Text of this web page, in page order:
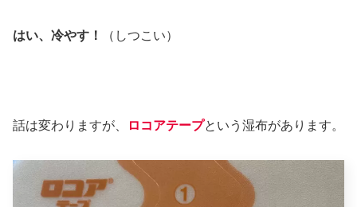
はい、冷やす！ （しつこい）
話は変わりますが、 ロコアテープという湿布があります。